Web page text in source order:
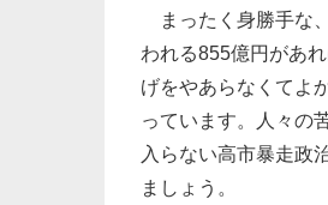
まったく身勝手な
われる855億円があ
げをやあらなくてよ
っています。人々の
入らない高市暴走政
ましょう。